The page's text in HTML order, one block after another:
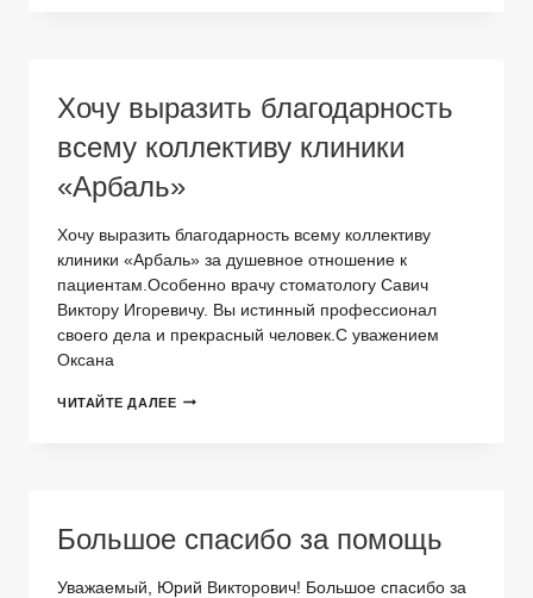
2003
ГОДА…
Хочу выразить благодарность
всему коллективу клиники
«Арбаль»
Хочу выразить благодарность всему коллективу
клиники «Арбаль» за душевное отношение к
пациентам.Особенно врачу стоматологу Савич
Виктору Игоревичу. Вы истинный профессионал
своего дела и прекрасный человек.С уважением
Оксана
ЧИТАЙТЕ ДАЛЕЕ ХОЧУ
Большое спасибо за помощь
Уважаемый, Юрий Викторович! Большое спасибо за